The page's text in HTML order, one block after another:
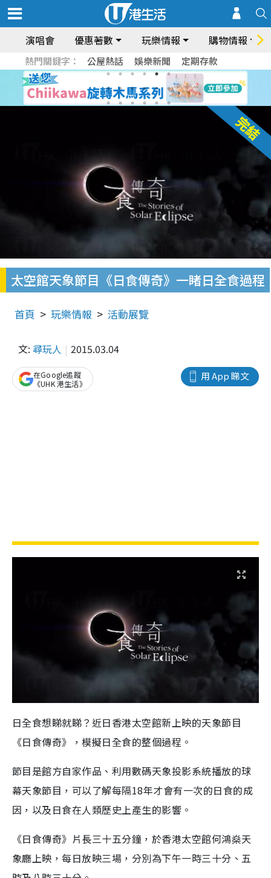
演唱會 優惠著數 玩樂情報 購物情報
熱門關鍵字： 公屋熱話 娛樂新聞 定期存款
太空館天象節目《日食傳奇》一睹日全食過程
首頁 玩樂情報 活動展覽
文: 尋玩人 2015.03.04
用 App 睇文
在Google追蹤
《UHK 港生活》
日全食想睇就睇？近日香港太空館新上映的天象節目
《日食傳奇》，模擬日全食的整個過程。
節目是館方自家作品、利用數碼天象投影系統播放的球
幕天象節目，可以了解每隔18年才會有一次的日食的成
因，以及日食在人類歷史上產生的影響。
《日食傳奇》片長三十五分鐘，於香港太空館何鴻燊天
象廳上映，每日放映三場，分別為下午一時三十分、五